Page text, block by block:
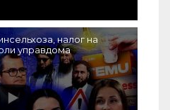
налог на
управдома